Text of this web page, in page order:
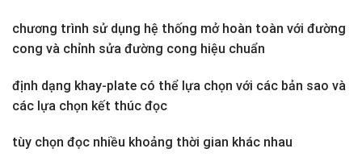
chương trình sử dụng hệ thống mở hoàn toàn với đường
cong và chỉnh sửa đường cong hiệu chuẩn
định dạng khay-plate có thể lựa chọn với các bản sao và
các lựa chọn kết thúc đọc
tùy chọn đọc nhiều khoảng thời gian khác nhau